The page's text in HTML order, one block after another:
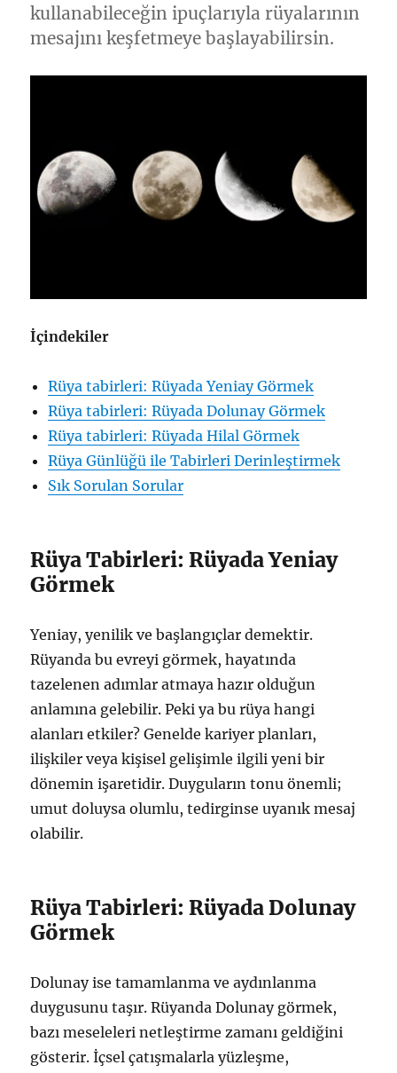
kullanabileceğin ipuçlarıyla rüyalarının
mesajını keşfetmeye başlayabilirsin.
İçindekiler
Rüya tabirleri: Rüyada Yeniay Görmek
Rüya tabirleri: Rüyada Dolunay Görmek
Rüya tabirleri: Rüyada Hilal Görmek
Rüya Günlüğü ile Tabirleri Derinleştirmek
Sık Sorulan Sorular
Rüya Tabirleri: Rüyada Yeniay
Görmek
Yeniay, yenilik ve başlangıçlar demektir.
Rüyanda bu evreyi görmek, hayatında
tazelenen adımlar atmaya hazır olduğun
anlamına gelebilir. Peki ya bu rüya hangi
alanları etkiler? Genelde kariyer planları,
ilişkiler veya kişisel gelişimle ilgili yeni bir
dönemin işaretidir. Duyguların tonu önemli;
umut doluysa olumlu, tedirginse uyanık mesaj
olabilir.
Rüya Tabirleri: Rüyada Dolunay
Görmek
Dolunay ise tamamlanma ve aydınlanma
duygusunu taşır. Rüyanda Dolunay görmek,
bazı meseleleri netleştirme zamanı geldiğini
gösterir. İçsel çatışmalarla yüzleşme,